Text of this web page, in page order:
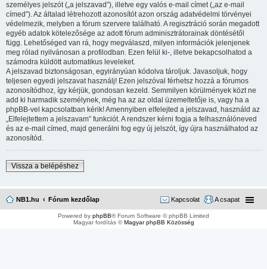
személyes jelszót („a jelszavad”), illetve egy valós e-mail címet („az e-mail
címed”). Az általad létrehozott azonosítót azon ország adatvédelmi törvényei
védelmezik, melyben a fórum szervere található. A regisztráció során megadott
egyéb adatok kötelezősége az adott fórum adminisztrátorainak döntésétől
függ. Lehetőséged van rá, hogy megválaszd, milyen információk jelenjenek
meg rólad nyilvánosan a profilodban. Ezen felül ki-, illetve bekapcsolhatod a
számodra küldött automatikus leveleket.
A jelszavad biztonságosan, egyirányúan kódolva tároljuk. Javasoljuk, hogy
teljesen egyedi jelszavat használj! Ezen jelszóval férhetsz hozzá a fórumos
azonosítódhoz, így kérjük, gondosan kezeld. Semmilyen körülmények közt ne
add ki harmadik személynek, még ha az az oldal üzemeltetője is, vagy ha a
phpBB-vel kapcsolatban kérik! Amennyiben elfelejted a jelszavad, használd az
„Elfelejtettem a jelszavam” funkciót. A rendszer kérni fogja a felhasználóneved
és az e-mail címed, majd generálni fog egy új jelszót, így újra használhatod az
azonosítód.
Vissza a belépéshez
NB1.hu Fórum kezdőlap A csapat
Kapcsolat
Powered by phpBB® Forum Software © phpBB Limited
Magyar fordítás ©Magyar phpBB Közösség